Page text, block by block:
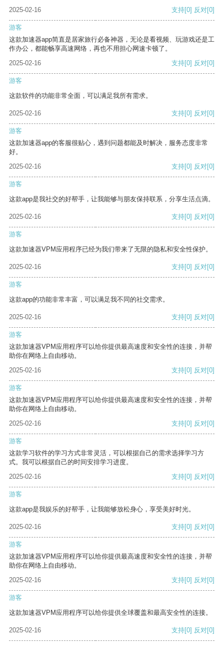
2025-02-16
支持[0] 反对[0]
游客
这款加速器app简直是居家旅行必备神器，无论是看视频、玩游戏还是工
作办公，都能畅享高速网络，再也不用担心网速卡顿了。
2025-02-16
支持[0] 反对[0]
游客
这款软件的功能非常全面，可以满足我所有需求。
2025-02-16 支持[0] 反对[0]
游客
这款加速器app的客服很贴心，遇到问题都能及时解决，服务态度非常
好。
2025-02-16
支持[0] 反对[0]
游客
这款app是我社交的好帮手，让我能够与朋友保持联系，分享生活点滴。
2025-02-16 支持[0] 反对[0]
游客
这款加速器VPM应用程序已经为我们带来了无限的隐私和安全性保护。
2025-02-16 支持[0] 反对[0]
游客
这款app的功能非常丰富，可以满足我不同的社交需求。
2025-02-16 支持[0] 反对[0]
游客
这款加速器VPM应用程序可以给你提供最高速度和安全性的连接，并帮
助你在网络上自由移动。
2025-02-16
支持[0] 反对[0]
游客
这款加速器VPM应用程序可以给你提供最高速度和安全性的连接，并帮
助你在网络上自由移动。
2025-02-16
支持[0] 反对[0]
游客
这款学习软件的学习方式非常灵活，可以根据自己的需求选择学习方
式。我可以根据自己的时间安排学习进度。
2025-02-16
支持[0] 反对[0]
游客
这款app是我娱乐的好帮手，让我能够放松身心，享受美好时光。
2025-02-16 支持[0] 反对[0]
游客
这款加速器VPM应用程序可以给你提供最高速度和安全性的连接，并帮
助你在网络上自由移动。
2025-02-16
支持[0] 反对[0]
游客
这款加速器VPM应用程序可以给你提供全球覆盖和最高安全性的连接。
2025-02-16 支持[0] 反对[0]